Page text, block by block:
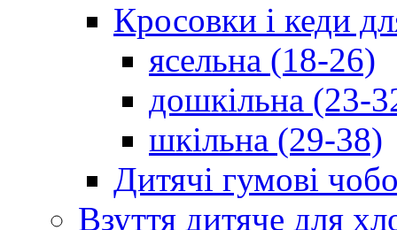
Кросовки і кеди
ясельна (18-26)
дошкільна (23-
шкільна (29-38)
Дитячі гумові
Взуття дитяче для